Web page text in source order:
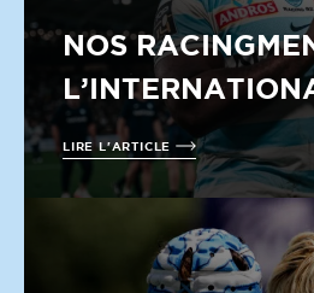
NOS
LIRE L'ARTICLE